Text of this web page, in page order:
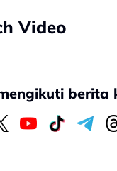
Video
berita